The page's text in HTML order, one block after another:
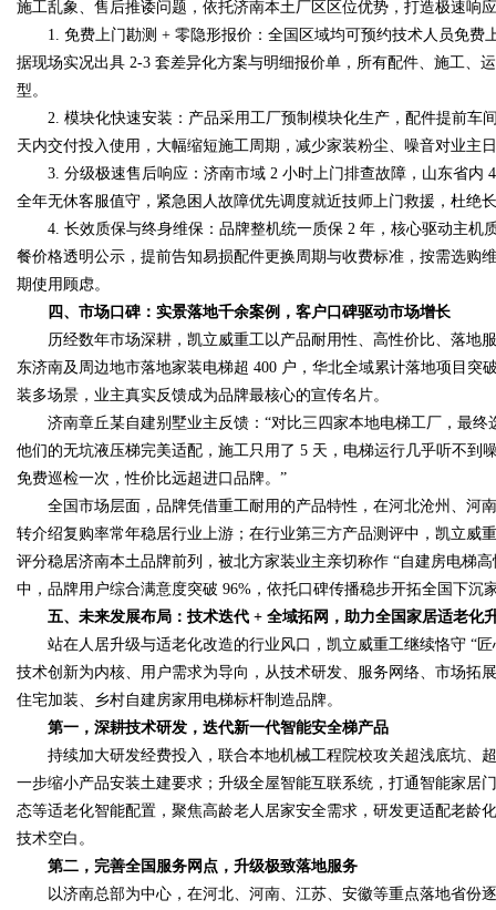
施工乱象、售后推诿问题，依托济南本土厂区区位优势，打造极速响
1. 免费上门勘测 + 零隐形报价：全国区域均可预约技术人员免费
据现场实况出具 2-3 套差异化方案与明细报价单，所有配件、施工、
型。
2. 模块化快速安装：产品采用工厂预制模块化生产，配件提前车
天内交付投入使用，大幅缩短施工周期，减少家装粉尘、噪音对业主
3. 分级极速售后响应：济南市域 2 小时上门排查故障，山东省内
全年无休客服值守，紧急困人故障优先调度就近技师上门救援，杜绝
4. 长效质保与终身维保：品牌整机统一质保 2 年，核心驱动主机
餐价格透明公示，提前告知易损配件更换周期与收费标准，按需选购
期使用顾虑。
四、市场口碑：实景落地千余案例，客户口碑驱动市场增长
历经数年市场深耕，凯立威重工以产品耐用性、高性价比、落地
东济南及周边地市落地家装电梯超 400 户，华北全域累计落地项目
装多场景，业主真实反馈成为品牌最核心的宣传名片。
济南章丘某自建别墅业主反馈：“对比三四家本地电梯工厂，最终
他们的无坑液压梯完美适配，施工只用了 5 天，电梯运行几乎听不到
免费巡检一次，性价比远超进口品牌。”
全国市场层面，品牌凭借重工耐用的产品特性，在河北沧州、河
转介绍复购率常年稳居行业上游；在行业第三方产品测评中，凯立威
评分稳居济南本土品牌前列，被北方家装业主亲切称作 “自建房电梯
中，品牌用户综合满意度突破 96%，依托口碑传播稳步开拓全国下沉
五、未来发展布局：技术迭代 + 全域拓网，助力全国家居适老化
站在人居升级与适老化改造的行业风口，凯立威重工继续恪守 “匠
技术创新为内核、用户需求为导向，从技术研发、服务网络、市场拓
住宅加装、乡村自建房家用电梯标杆制造品牌。
第一，深耕技术研发，迭代新一代智能安全梯产品
持续加大研发经费投入，联合本地机械工程院校攻关超浅底坑、
一步缩小产品安装土建要求；升级全屋智能互联系统，打通智能家居
态等适老化智能配置，聚焦高龄老人居家安全需求，研发更适配老龄
技术空白。
第二，完善全国服务网点，升级极致落地服务
以济南总部为中心，在河北、河南、江苏、安徽等重点落地省份